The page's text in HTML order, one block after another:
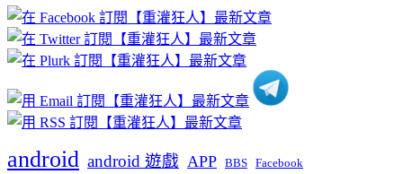
章
分
類
android android 遊戲 APP BBS Facebook